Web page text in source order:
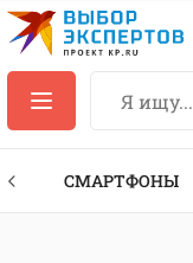
СМАРТФОНЫ